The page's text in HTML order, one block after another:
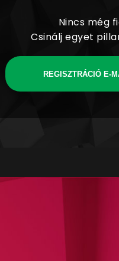
Nincs még
Csinálj egyet
REGISZTRÁCIÓ E-